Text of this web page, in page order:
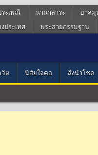
ะเพณี นานาสาระ ยาส
ประเทศ พระสายกรรมฐาน
จิต นิสัยใจคอ สิ่งนำโชค